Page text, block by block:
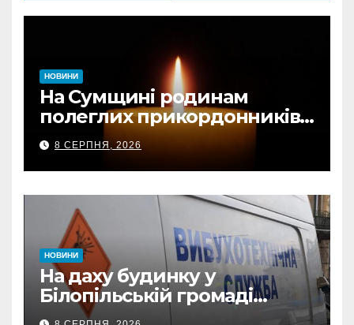
НОВИНИ
На Сумщині родинам
полеглих прикордонників
передали державні
нагороди та відомчі
відзнаки
8 СЕРПНЯ, 2026
НОВИНИ
На даху будинку у
Білопільській громаді
знайшли 120-мм міну